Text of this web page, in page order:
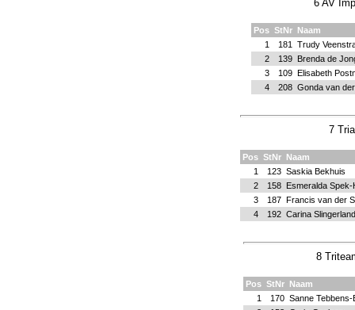
6 AV
Pos StNr
Naam
1
181
Trudy
2
139
Brenda de
3
109 Elisabeth
4
208 Gonda van
7
Pos StNr
Naam
1
123 Saskia Bekhuis
2
158
Esmeralda
3
187 Francis van der
4
192 Carina Slingerland
8
Pos StNr Naam
1
170 Sanne Tebbens-